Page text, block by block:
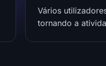
Vários
tornando a